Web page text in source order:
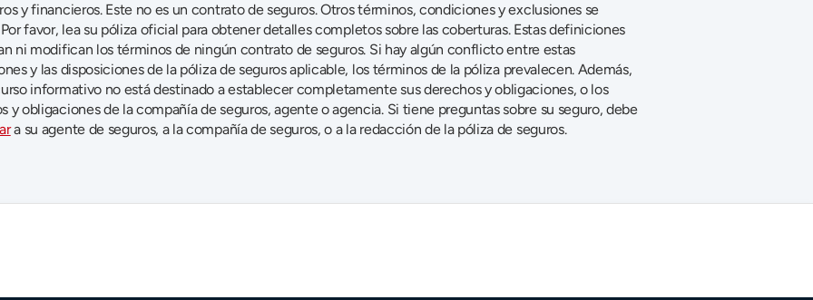
y financieros. Este no es un contrato de seguros. Otros términos, condiciones y exclusiones se
favor, lea su póliza oficial para obtener detalles completos sobre las coberturas. Estas definiciones
ni modifican los términos de ningún contrato de seguros. Si hay algún conflicto entre estas
y las disposiciones de la póliza de seguros aplicable, los términos de la póliza prevalecen. Además,
informativo no está destinado a establecer completamente sus derechos y obligaciones, o los
derechos y obligaciones de la compañía de seguros, agente o agencia. Si tiene preguntas sobre su seguro, debe
a su agente de seguros, a la compañía de seguros, o a la redacción de la póliza de seguros.